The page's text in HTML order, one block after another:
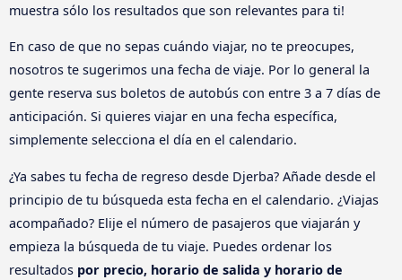
muestra sólo los resultados que son relevantes para ti!
En caso de que no sepas cuándo viajar, no te preocupes,
nosotros te sugerimos una fecha de viaje. Por lo general la
gente reserva sus boletos de autobús con entre 3 a 7 días de
anticipación. Si quieres viajar en una fecha específica,
simplemente selecciona el día en el calendario.
¿Ya sabes tu fecha de regreso desde Djerba? Añade desde el
principio de tu búsqueda esta fecha en el calendario. ¿Viajas
acompañado? Elije el número de pasajeros que viajarán y
empieza la búsqueda de tu viaje. Puedes ordenar los
resultados por precio, horario de salida y horario de